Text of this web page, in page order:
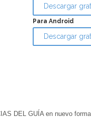
Descargar
Para Android
Descargar
DEL GUÍA en nuevo